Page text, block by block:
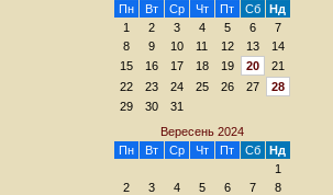
Пн
Вт Ср Чт Пт Сб
Нд
1
2 3 4 5 6
7
8
9 10 11 12 13
14
15
16 17 18 19 20
21
22
23 24 25 26 27
28
29
30
31
Вересень 2024
Пн
Вт Ср Чт Пт Сб
Нд
1
2
3 4 5 6 7
8